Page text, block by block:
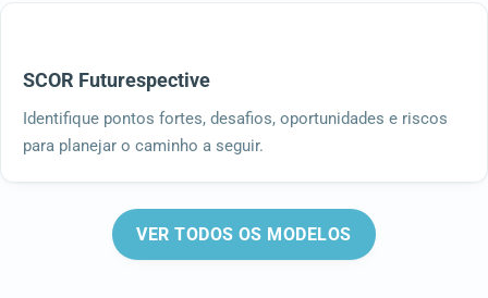
SCOR Futurespective
Identifique pontos fortes, desafios, oportunidades e riscos
para planejar o caminho a seguir.
VER TODOS OS MODELOS